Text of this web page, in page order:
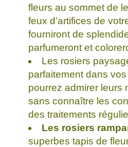
fleurs au sommet de
feux d’artifices de
fourniront de
parfumeront et
Les rosiers
parfaitement dans
pourrez admirer leurs
sans connaître les
des traitements
Les rosiers
superbes tapis de